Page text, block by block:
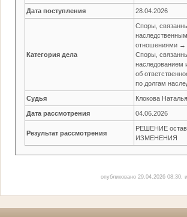
Дата поступления 28.04.2026
Категория дела
Споры,
отношениями →
Споры,
об
по долгам
Судья Клокова
Дата рассмотрения 04.06.2026
Результат рассмотрения
РЕШЕНИЕ
ИЗМЕНЕНИЯ
опубликовано 29.04.2026 08:30,